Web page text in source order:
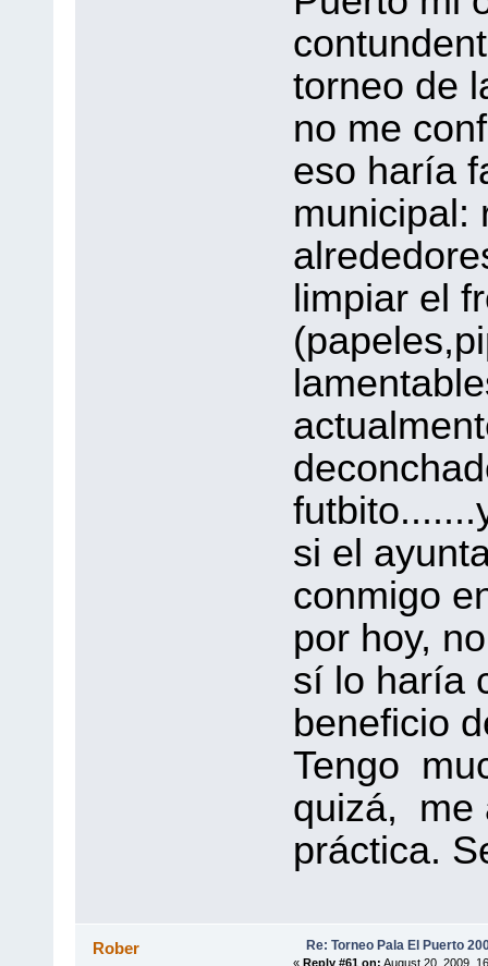
torneo de
no me
eso haría
municipal:
limpiar el
si el
conmigo
por hoy,
sí lo haría
beneficio
Tengo
quizá, me
práctica.
Rober Re: Torneo Pala El Puerto
« Reply #61 on: August 20, 2009,